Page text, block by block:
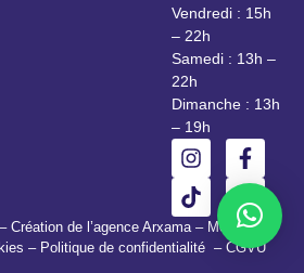
Vendredi : 15h
– 22h
Samedi : 13h –
22h
Dimanche : 13h
– 19h
Création de l’agence Arxama – Mentions
– Politique de confidentialité – CGVU